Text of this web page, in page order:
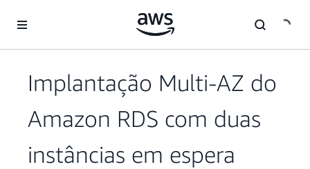
Pular para o conteúdo principal
Implantação Multi-AZ do
Amazon RDS com duas
instâncias em espera